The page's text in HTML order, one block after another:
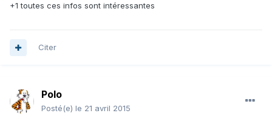
+1 toutes ces infos sont intéressantes
Citer
Polo
Posté(e) le 21 avril 2015